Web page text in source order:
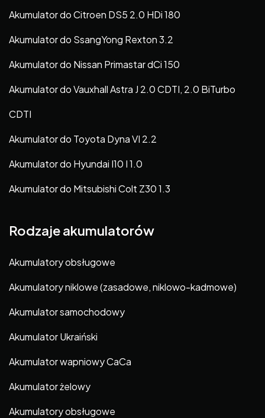
Akumulator do Citroen DS5 2.0 HDi 180
Akumulator do SsangYong Rexton 3.2
Akumulator do Nissan Primastar dCi 150
Akumulator do Vauxhall Astra J 2.0 CDTI, 2.0 BiTurbo
CDTI
Akumulator do Toyota Dyna VI 2.2
Akumulator do Hyundai I10 I 1.0
Akumulator do Mitsubishi Colt Z30 1.3
Rodzaje akumulatorów
Akumulatory obsługowe
Akumulatory niklowe (zasadowe, niklowo-kadmowe)
Akumulator samochodowy
Akumulator Ukraiński
Akumulator wapniowy CaCa
Akumulator żelowy
Akumulatory obsługowe